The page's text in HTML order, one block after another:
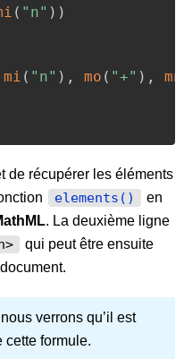
( "n" ) )
mi ( "n" ) , mo ( "+" ) , mn
de récupérer les éléments
elements()
en
. La deuxième ligne
qui peut être ensuite
verrons qu’il est
cette formule.